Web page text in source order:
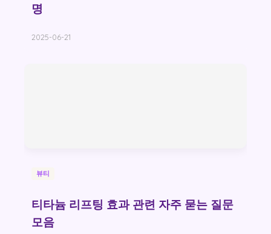
명
2025-06-21
뷰티
티타늄 리프팅 효과 관련 자주 묻는 질문
모음